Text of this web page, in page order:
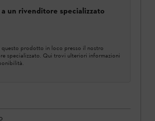
un rivenditore specializzato
questo prodotto in loco presso il nostro
specializzato. Qui trovi ulteriori informazioni